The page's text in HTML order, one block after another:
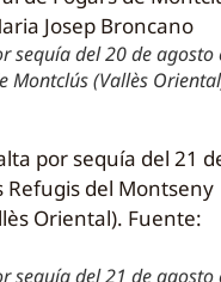
sequía del 20 de agosto
Montclús (Vallès
sequía del 21 de agosto